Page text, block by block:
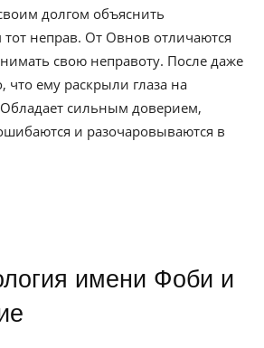
долгом объяснить
тот неправ. От Овнов отличаются
свою неправоту. После даже
что ему раскрыли глаза на
сильным доверием,
и разочаровываются в